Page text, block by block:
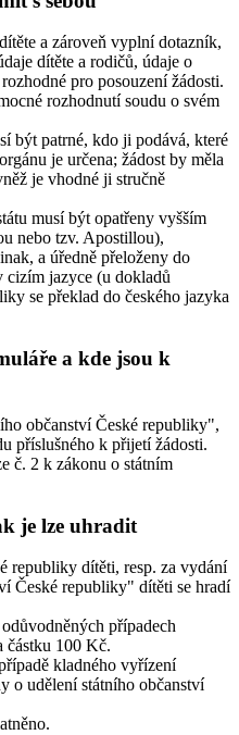
a zároveň vyplní dotazník,
dítěte a rodičů, údaje o
pro posouzení žádosti.
rozhodnutí soudu o svém
být patrné, kdo ji podává, které
je určena; žádost by měla
je vhodné ji stručně
musí být opatřeny vyšším
nebo tzv. Apostillou),
a úředně přeloženy do
cizím jazyce (u dokladů
se překlad do českého jazyka
a kde jsou k
občanství České republiky",
příslušného k přijetí žádosti.
č. 2 k zákonu o státním
je lze uhradit
republiky dítěti, resp. za vydání
České republiky" dítěti se hradí
případech
částku 100 Kč.
kladného vyřízení
o udělení státního občanství